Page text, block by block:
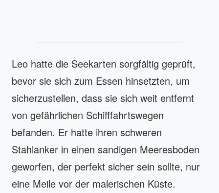
Leo hatte die Seekarten sorgfältig geprüft,
bevor sie sich zum Essen hinsetzten, um
sicherzustellen, dass sie sich weit entfernt
von gefährlichen Schifffahrtswegen
befanden. Er hatte ihren schweren
Stahlanker in einen sandigen Meeresboden
geworfen, der perfekt sicher sein sollte, nur
eine Meile vor der malerischen Küste.